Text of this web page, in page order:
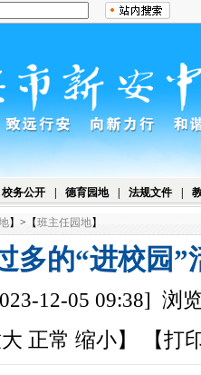
校务公开 德育园地 法规文件
】>【班主任园地】
多的“进校园”
12-05 09:38] 浏
正常 缩小】 【打